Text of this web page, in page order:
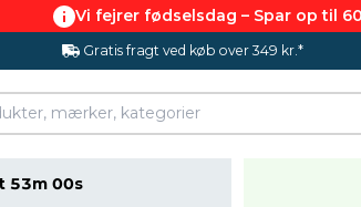
Vi fejrer fødselsdag – Spar op til
Gratis fragt ved køb over 349 kr.*
53m 00s